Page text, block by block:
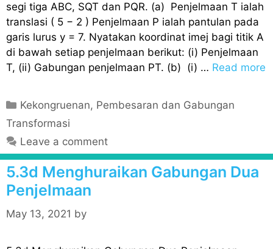
segi tiga ABC, SQT dan PQR. (a) Penjelmaan T ialah
translasi ( 5 − 2 ) Penjelmaan P ialah pantulan pada
garis lurus y = 7. Nyatakan koordinat imej bagi titik A
di bawah setiap penjelmaan berikut: (i) Penjelmaan
T, (ii) Gabungan penjelmaan PT. (b) (i) … Read more
C
a
e
g
o
r
i
Kekongruenan, Pembesaran dan Gabungan
Transformasi
Leave a comment
5.3d Menghuraikan Gabungan Dua
Penjelmaan
May 13, 2021 by